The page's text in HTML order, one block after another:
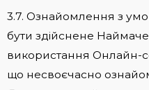
3.7. Ознайомлення з
бути здійснене
використання Онлайн-
що несвоєчасно